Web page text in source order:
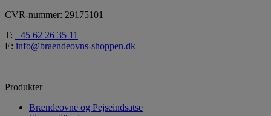
CVR-nummer: 29175101
T: +45 62 26 35 11
E: info@braendeovns-shoppen.dk
Produkter
Brændeovne og Pejseindsatse